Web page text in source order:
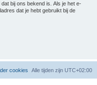
bij ons bekend is. Als je het e-
dat je hebt gebruikt bij de
Alle tijden zijn UTC+02:00
cookies